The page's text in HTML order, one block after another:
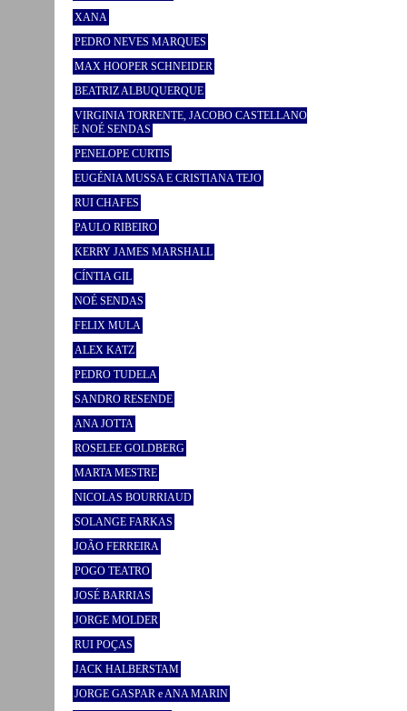
XANA
PEDRO NEVES MARQUES
MAX HOOPER SCHNEIDER
BEATRIZ ALBUQUERQUE
VIRGINIA TORRENTE, JACOBO CASTELLANO
E NOÉ SENDAS
PENELOPE CURTIS
EUGÉNIA MUSSA E CRISTIANA TEJO
RUI CHAFES
PAULO RIBEIRO
KERRY JAMES MARSHALL
CÍNTIA GIL
NOÉ SENDAS
FELIX MULA
ALEX KATZ
PEDRO TUDELA
SANDRO RESENDE
ANA JOTTA
ROSELEE GOLDBERG
MARTA MESTRE
NICOLAS BOURRIAUD
SOLANGE FARKAS
JOÃO FERREIRA
POGO TEATRO
JOSÉ BARRIAS
JORGE MOLDER
RUI POÇAS
JACK HALBERSTAM
JORGE GASPAR e ANA MARIN